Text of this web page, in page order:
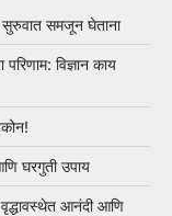
समजून घेताना
विज्ञान काय
घरगुती उपाय
वृद्धावस्थेत आनंदी आणि